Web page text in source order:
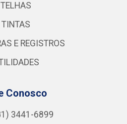
TELHAS
TINTAS
E REGISTROS
Conosco
3441-6899